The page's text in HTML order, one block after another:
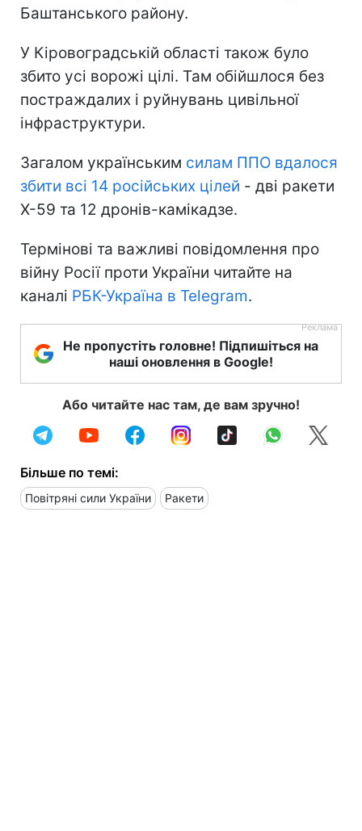
Баштанського району.
У Кіровоградській області також було
збито усі ворожі цілі. Там обійшлося без
постраждалих і руйнувань цивільної
інфраструктури.
Загалом українським силам ППО вдалося
збити всі 14 російських цілей - дві ракети
Х-59 та 12 дронів-камікадзе.
Термінові та важливі повідомлення про
війну Росії проти України читайте на
каналі РБК-Україна в Telegram.
Не пропустіть головне! Підпишіться на
наші оновлення в Google!
Або читайте нас там, де вам зручно!
Більше по темі:
Повітряні сили України Ракети